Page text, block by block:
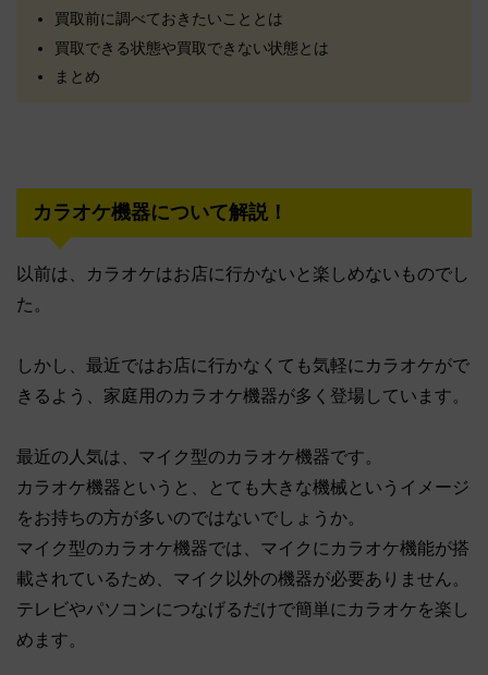
買取前に調べておきたいこととは
買取できる状態や買取できない状態とは
まとめ
カラオケ機器について解説！
以前は、カラオケはお店に行かないと楽しめないものでし
た。
しかし、最近ではお店に行かなくても気軽にカラオケがで
きるよう、家庭用のカラオケ機器が多く登場しています。
最近の人気は、マイク型のカラオケ機器です。
カラオケ機器というと、とても大きな機械というイメージ
をお持ちの方が多いのではないでしょうか。
マイク型のカラオケ機器では、マイクにカラオケ機能が搭
載されているため、マイク以外の機器が必要ありません。
テレビやパソコンにつなげるだけで簡単にカラオケを楽し
めます。